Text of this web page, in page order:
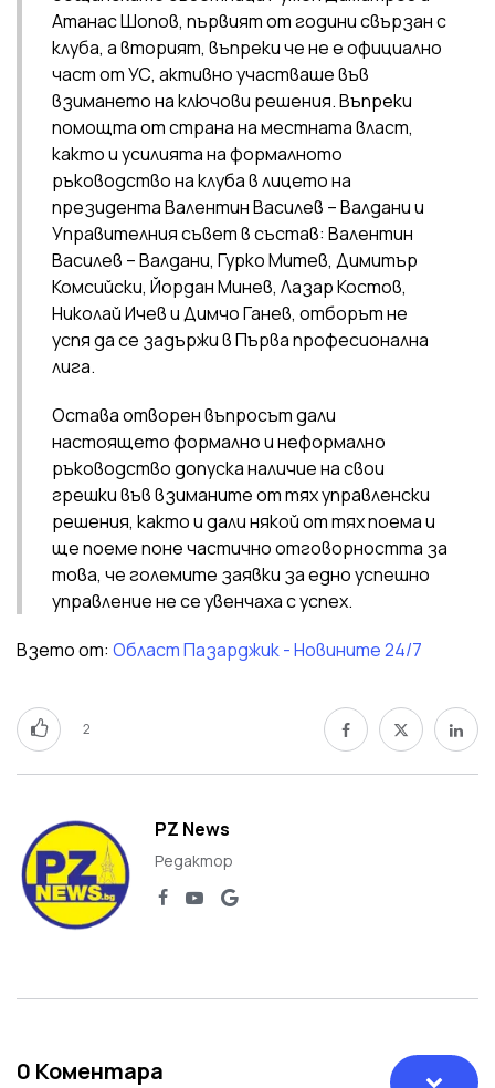
Атанас Шопов, първият от години свързан с
клуба, а вторият, въпреки че не е официално
част от УС, активно участваше във
взимането на ключови решения. Въпреки
помощта от страна на местната власт,
както и усилията на формалното
ръководство на клуба в лицето на
президента Валентин Василев – Валдани и
Управителния съвет в състав: Валентин
Василев – Валдани, Гурко Митев, Димитър
Комсийски, Йордан Минев, Лазар Костов,
Николай Ичев и Димчо Ганев, отборът не
успя да се задържи в Първа професионална
лига.
Остава отворен въпросът дали
настоящето формално и неформално
ръководство допуска наличие на свои
грешки във взиманите от тях управленски
решения, както и дали някой от тях поема и
ще поеме поне частично отговорността за
това, че големите заявки за едно успешно
управление не се увенчаха с успех.
Взето от: Област Пазарджик - Новините 24/7
2
PZ News
Редактор
0 Коментара